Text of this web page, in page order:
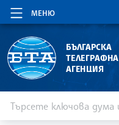
МЕНЮ
БЪЛГАРСКА
ТЕЛЕГРАФНА
АГЕНЦИЯ